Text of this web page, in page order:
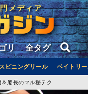
メディア
リ 全タグ
スピニングリール ベイトリ
船長のマル秘テク